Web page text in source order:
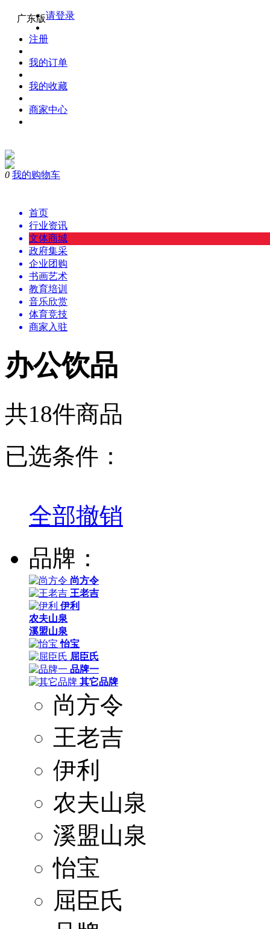
广东版请登录
注册
我的订单
我的收藏
商家中心
0 我的购物车
首页
行业资讯
文体商城
政府集采
企业团购
书画艺术
教育培训
音乐欣赏
体育竞技
商家入驻
办公饮品
共18件商品
已选条件：
全部撤销
品牌：
尚方令
王老吉
伊利
农夫山泉
溪盟山泉
怡宝
屈臣氏
品牌一
其它品牌
尚方令
王老吉
伊利
农夫山泉
溪盟山泉
怡宝
屈臣氏